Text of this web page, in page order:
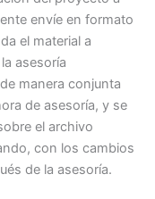
envíe en formato
el material a
asesoría
manera conjunta
de asesoría, y se
el archivo
con los cambios
de la asesoría.